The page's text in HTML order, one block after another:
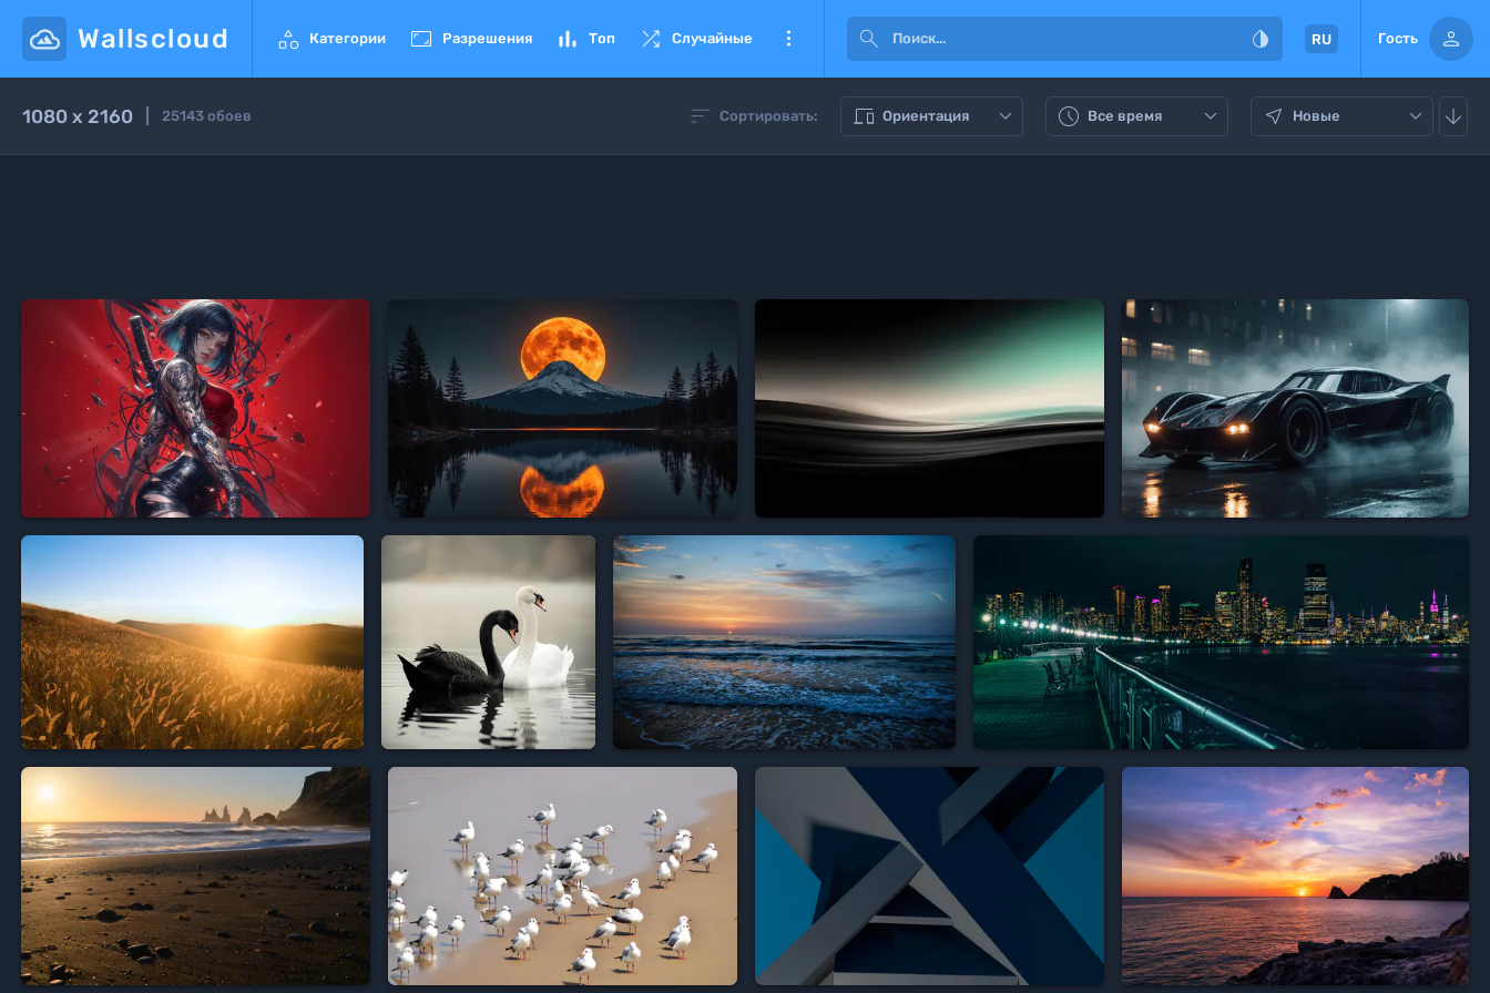
Wallscloud  Категории  Разрешения  Топ  Случайные    RU Гость 
1080 x 2160 25143 обоев  Сортировать:  Ориентация   Все время   Новые  
   



 
   